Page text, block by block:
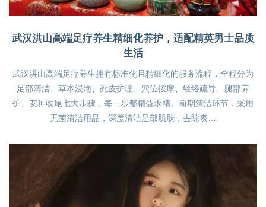
武汉洪山高端足疗养生精细化养护，适配精英男士品质
生活
武汉洪山高端足疗养生拥有标准化且精细化的服务流程，全程分为
足部清洁、草本浸泡、死皮护理、穴位按摩、经络疏导、腿部养
护、安神收尾七大步骤，每一步都精益求精。前期清洁环节，采用
无菌清洁用品，深度清洁足部肌肤，去除表…